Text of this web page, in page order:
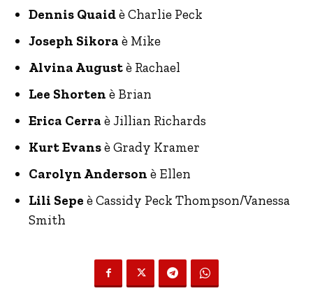
Dennis Quaidè Charlie Peck
Joseph Sikora è Mike
Alvina Augustè Rachael
Lee Shorten è Brian
Erica Cerra è Jillian Richards
Kurt Evansè Grady Kramer
Carolyn Anderson è Ellen
Lili Sepe è Cassidy Peck Thompson/Vanessa
Smith